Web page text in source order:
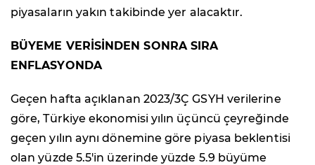
piyasaların yakın takibinde yer alacaktır.
BÜYEME VERİSİNDEN SONRA SIRA
ENFLASYONDA
Geçen hafta açıklanan 2023/3Ç GSYH verilerine
göre, Türkiye ekonomisi yılın üçüncü çeyreğinde
geçen yılın aynı dönemine göre piyasa beklentisi
olan yüzde 5.5'in üzerinde yüzde 5.9 büyüme